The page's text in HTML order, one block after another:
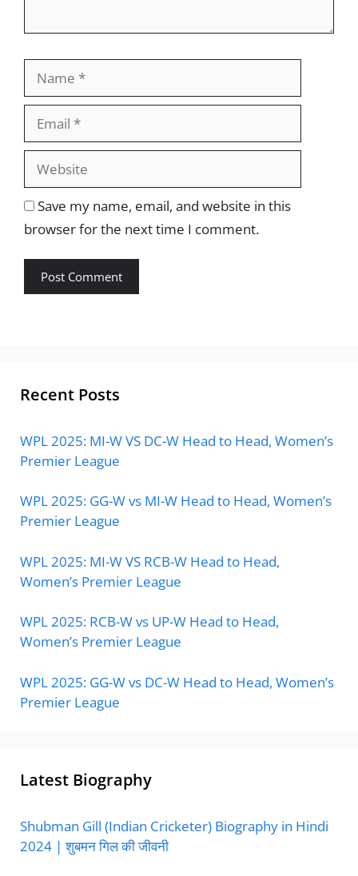
Save my name, email, and website in this
browser for the next time I comment.
Recent Posts
WPL 2025: MI-W VS DC-W Head to Head, Women’s
Premier League
WPL 2025: GG-W vs MI-W Head to Head, Women’s
Premier League
WPL 2025: MI-W VS RCB-W Head to Head,
Women’s Premier League
WPL 2025: RCB-W vs UP-W Head to Head,
Women’s Premier League
WPL 2025: GG-W vs DC-W Head to Head, Women’s
Premier League
Latest Biography
Shubman Gill (Indian Cricketer) Biography in Hindi
2024 | शुबमन गिल की जीवनी